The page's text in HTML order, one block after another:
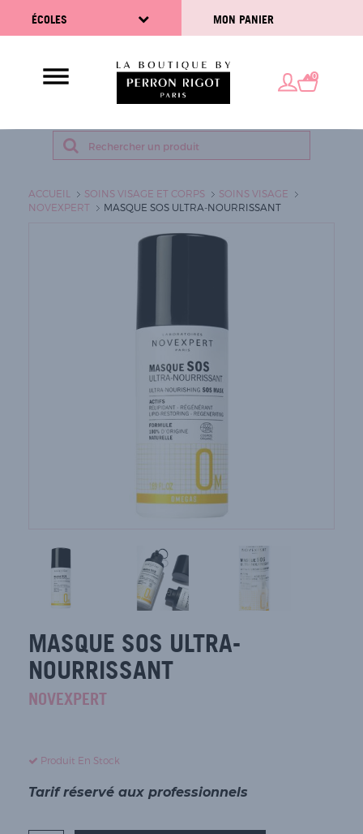
ÉCOLES MON PANIER
0
ACCUEIL SOINS VISAGE ET CORPS
SOINS VISAGE
NOVEXPERT
MASQUE SOS ULTRA-NOURRISSANT
MASQUE SOS ULTRA-
NOURRISSANT
NOVEXPERT
Produit En Stock
Tarif réservé aux professionnels